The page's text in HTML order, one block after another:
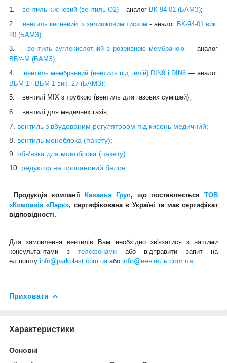
1.
вентиль кисневий (вентиль О2) – аналог ВК-94-01 (БАМЗ);
2.
вентиль кисневий із залишковим тиском - аналог ВК-94-01 вик.
20 (БАМЗ);
3.
вентиль вуглекислотний з розривною мембраною ― аналог
ВБУ-М (БАМЗ);
4.
вентиль мембранний (вентиль під гелій) DIN9 і DIN6 ― аналог
ВБМ-1 і ВБМ-1 вик. 27 (БАМЗ);
5.
вентилі MIX з трубкою (вентиль для газових сумішей);
6. вентилі для медичних газів;
7. вентиль з вбудованим регулятором під кисень медичний;
8. вентиль моноблока (пакету);
9. обв'язка для моноблока (пакету);
10. редуктор на пропановий балон.
Продукція компанії Каванья Груп, що поставляєтьсяТОВ
«Компанія «Парк», сертифікована в Україні та має сертифікат
відповідності.
Для замовлення вентилів Вам необхідно зв'язатися з нашими
консультантами з телефонами або відправити запит на
ел.пошту:info@parkplast.com.ua або info@вентиль.com.ua
Приховати
Характеристики
Основні